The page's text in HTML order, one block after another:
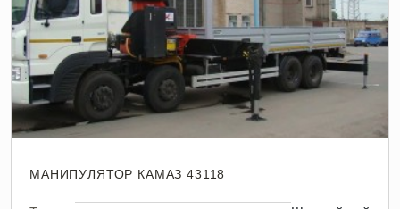
МАНИПУЛЯТОР КАМАЗ 43118